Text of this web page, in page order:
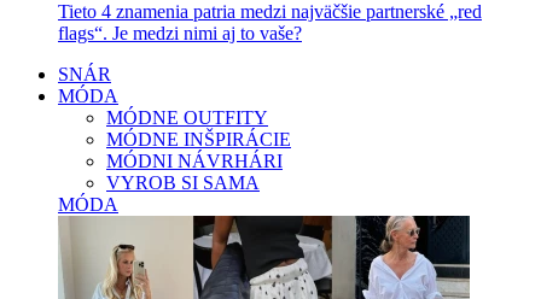
Tieto 4 znamenia patria medzi najväčšie partnerské „red
flags“. Je medzi nimi aj to vaše?
SNÁR
MÓDA
MÓDNE OUTFITY
MÓDNE INŠPIRÁCIE
MÓDNI NÁVRHÁRI
VYROB SI SAMA
MÓDA